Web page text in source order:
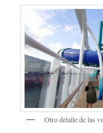
Otro detalle de las